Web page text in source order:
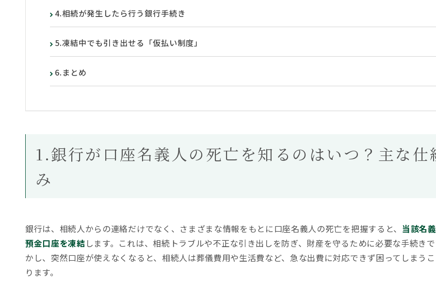
4.相続が発生したら行う銀行手続き
5.凍結中でも引き出せる「仮払い制度」
6.まとめ
1.銀行が口座名義人の死亡を知るのはいつ？主な仕
み
銀行は、相続人からの連絡だけでなく、さまざまな情報をもとに口座名義人の死亡を把握すると、 当該名
預金口座を凍結 します。これは、相続トラブルや不正な引き出しを防ぎ、財産を守るために必要な手続き
かし、突然口座が使えなくなると、相続人は葬儀費用や生活費など、急な出費に対応できず困ってしまう
ります。